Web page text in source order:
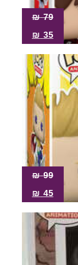
79
₪
35
₪
99
₪
45
₪